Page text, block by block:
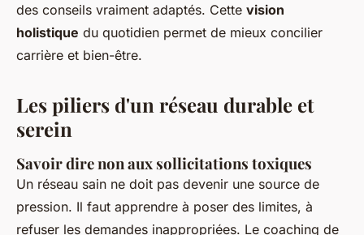
des conseils vraiment adaptés. Cette vision
holistique du quotidien permet de mieux concilier
carrière et bien-être.
Les piliers d'un réseau durable et
serein
Savoir dire non aux sollicitations toxiques
Un réseau sain ne doit pas devenir une source de
pression. Il faut apprendre à poser des limites, à
refuser les demandes inappropriées. Le coaching de